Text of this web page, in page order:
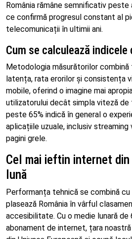
România rămâne semnificativ
ce confirmă progresul constant al
telecomunicații în ultimii ani.
Cum se calculează
Metodologia măsurătorilor combină
latența, rata erorilor și consistența
mobile, oferind o imagine mai
utilizatorului decât simpla viteză de
peste 65% indică în general o
aplicațiile uzuale, inclusiv streaming
pagini grele.
Cel mai ieftin internet din
lună
Performanța tehnică se combină
plasează România în vârful
accesibilitate. Cu o medie lunară de
abonament de internet, țara